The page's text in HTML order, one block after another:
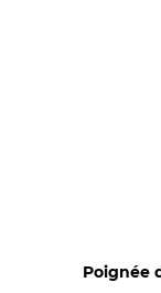
Poignée